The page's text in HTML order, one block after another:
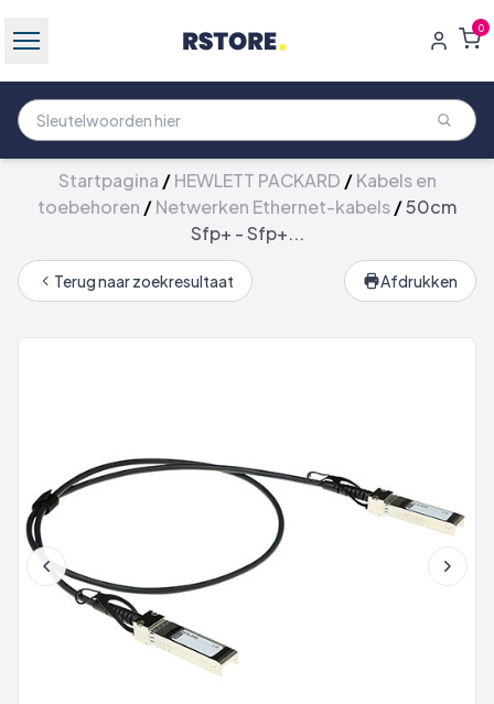
0
Startpagina /HEWLETT PACKARD /Kabels en
toebehoren /Netwerken Ethernet-kabels/50cm
Sfp+ - Sfp+...
Terug naar zoekresultaat Afdrukken